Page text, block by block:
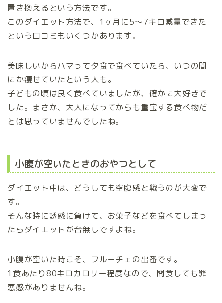
置き換えるという方法です。
このダイエット方法で、1ヶ月に5～7キロ減量できた
という口コミもいくつかあります。
美味しいからハマって夕食で食べていたら、いつの間
にか痩せていたという人も。
子どもの頃は良く食べていましたが、確かに大好きで
した。まさか、大人になってからも重宝する食べ物だ
とは思っていませんでしたね。
小腹が空いたときのおやつとして
ダイエット中は、どうしても空腹感と戦うのが大変で
す。
そんな時に誘惑に負けて、お菓子などを食べてしまっ
たらダイエットが台無しですよね。
小腹が空いた時こそ、フルーチェの出番です。
1食あたり80キロカロリー程度なので、間食しても罪
悪感がありませんね。